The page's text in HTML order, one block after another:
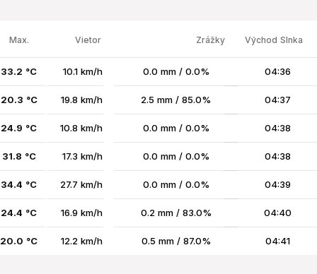
Max. Vietor Zrážky Východ Slnka
33.2 °C 10.1 km/h 0.0 mm / 0.0% 04:36
20.3 °C 19.8 km/h 2.5 mm / 85.0% 04:37
24.9 °C 10.8 km/h 0.0 mm / 0.0% 04:38
31.8 °C 17.3 km/h 0.0 mm / 0.0% 04:38
34.4 °C 27.7 km/h 0.0 mm / 0.0% 04:39
24.4 °C 16.9 km/h 0.2 mm / 83.0% 04:40
20.0 °C 12.2 km/h 0.5 mm / 87.0% 04:41